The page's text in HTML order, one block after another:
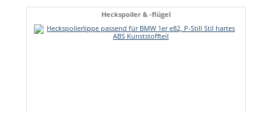
Heckspoiler & -flügel